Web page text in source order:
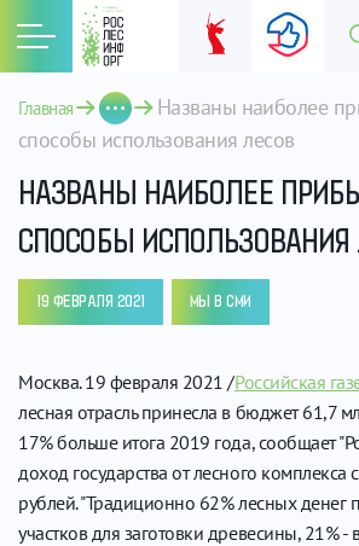
Главная
Названы наиболее
способы использования лесов
НАЗВАНЫ НАИБОЛЕЕ
СПОСОБЫ ИСПОЛЬЗОВАНИЯ
19 ФЕВРАЛЯ 2021 МЫ В СМИ
Москва. 19 февраля 2021 /Российская
лесная отрасль принесла в бюджет 61,7
17% больше итога 2019 года, сообщает
доход государства от лесного комплекса
рублей. "Традиционно 62% лесных денег
участков для заготовки древесины, 21%